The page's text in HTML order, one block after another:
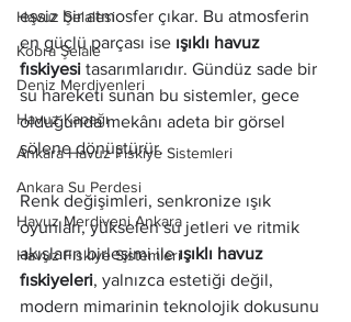
Havuz Şelalesi
Kobra Şelale
Deniz Merdivenleri
Havuz Kapağı
Ankara Havuz Fıskiye Sistemleri
Ankara Su Perdesi
Havuz Merdiveni Ankara
Havuz Fıskiye Sistemleri
eşsiz bir atmosfer çıkar. Bu atmosferin
en güçlü parçası ise ışıklı havuz
fıskiyesi tasarımlarıdır. Gündüz sade bir
su hareketi sunan bu sistemler, gece
olduğunda mekânı adeta bir görsel
şölene dönüştürür.
Renk değişimleri, senkronize ışık
oyunları, yükselen su jetleri ve ritmik
akışların birleşimi ile ışıklı havuz
fıskiyeleri, yalnızca estetiği değil,
modern mimarinin teknolojik dokusunu